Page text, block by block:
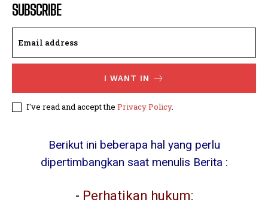
SUBSCRIBE
I WANT IN
I've read and accept the Privacy Policy.
Berikut ini beberapa hal yang perlu
dipertimbangkan saat menulis Berita :
- Perhatikan hukum: